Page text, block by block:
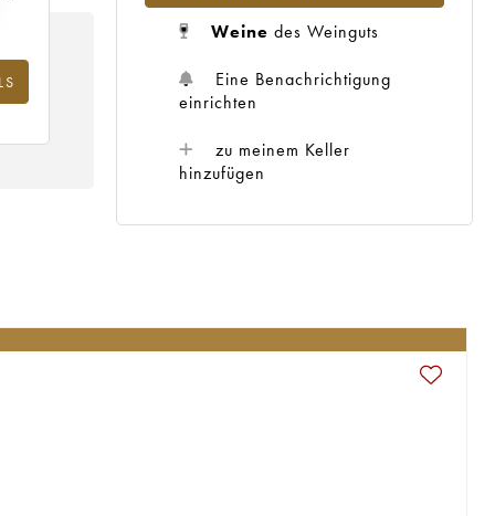
Weine des Weinguts
Eine Benachrichtigung
einrichten
zu meinem Keller
hinzufügen